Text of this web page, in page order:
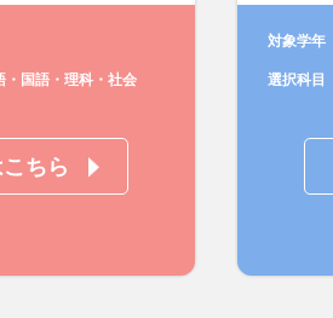
・国語・理科・社会
ちら
対象学年
選択科目